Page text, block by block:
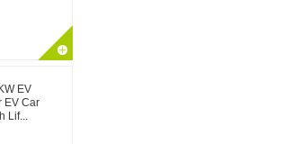
EV
EV Car
Lif...